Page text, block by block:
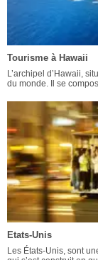
Tourisme à Hawaii
L’archipel d’Hawaii,
du monde. Il se
Etats-Unis
Les États-Unis, sont